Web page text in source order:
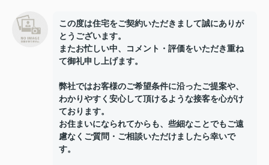
この度は住宅をご契約いただきまして誠にありが
とうございます。
またお忙しい中、コメント・評価をいただき重ね
て御礼申し上げます。
弊社ではお客様のご希望条件に沿ったご提案や、
わかりやすく安心して頂けるような接客を心がけ
ております。
お住まいになられてからも、些細なことでもご遠
慮なくご質問・ご相談いただけましたら幸いで
す。